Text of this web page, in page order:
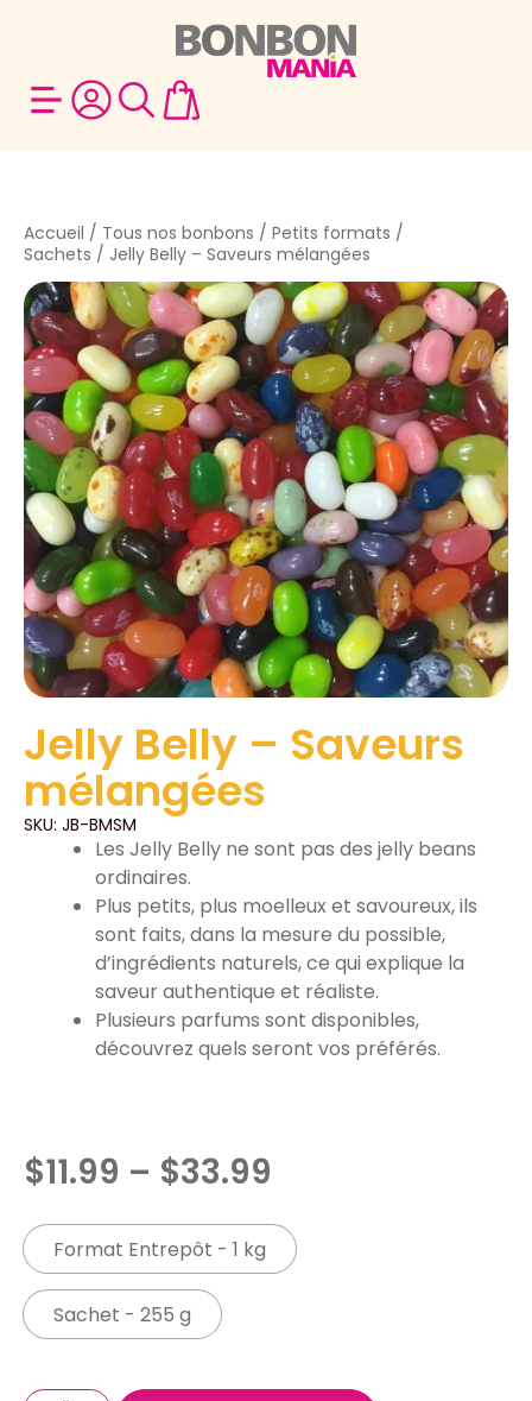
Accueil / Tous nos bonbons / Petits formats /
Sachets / Jelly Belly – Saveurs mélangées
Jelly Belly – Saveurs
mélangées
SKU: JB-BMSM
Les Jelly Belly ne sont pas des jelly beans
ordinaires.
Plus petits, plus moelleux et savoureux, ils
sont faits, dans la mesure du possible,
d’ingrédients naturels, ce qui explique la
saveur authentique et réaliste.
Plusieurs parfums sont disponibles,
découvrez quels seront vos préférés.
$11.99 – $33.99
Format Entrepôt - 1 kg
Sachet - 255 g